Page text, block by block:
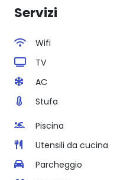
Servizi
Wifi
TV
AC
Stufa
Piscina
Utensili da cucina
Parcheggio